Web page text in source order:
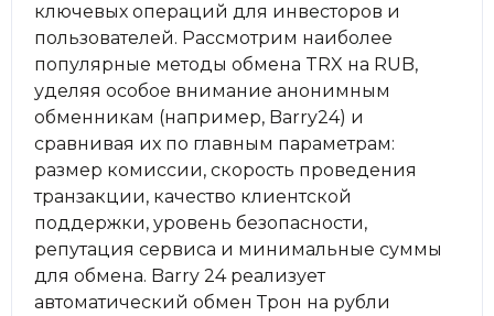
ключевых операций для инвесторов и
пользователей. Рассмотрим наиболее
популярные методы обмена TRX на RUB,
уделяя особое внимание анонимным
обменникам (например, Barry24) и
сравнивая их по главным параметрам:
размер комиссии, скорость проведения
транзакции, качество клиентской
поддержки, уровень безопасности,
репутация сервиса и минимальные суммы
для обмена. Barry 24 реализует
автоматический обмен Трон на рубли